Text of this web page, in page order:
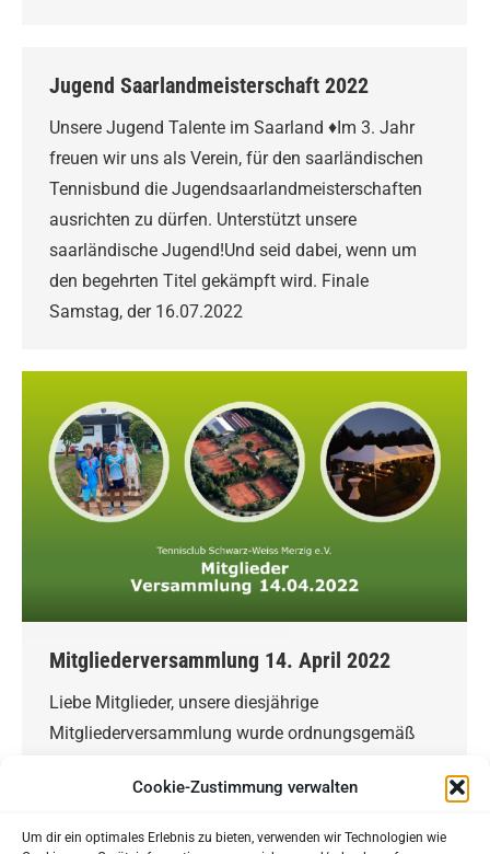
Cookie-Zustimmung verwalten
Um dir ein optimales Erlebnis zu bieten, verwenden wir Technologien wie
Jugend Saarlandmeisterschaft 2022
Unsere Jugend Talente im Saarland ♦Im 3. Jahr
freuen wir uns als Verein, für den saarländischen
Tennisbund die Jugendsaarlandmeisterschaften
ausrichten zu dürfen. Unterstützt unsere
saarländische Jugend!Und seid dabei, wenn um
den begehrten Titel gekämpft wird. Finale
Samstag, der 16.07.2022
Mitgliederversammlung 14. April 2022
Liebe Mitglieder, unsere diesjährige
Mitgliederversammlung wurde ordnungsgemäß
Anlage des Tennisvereins statt. Die